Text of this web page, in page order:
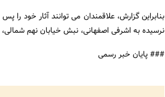
بنابراین گزارش، علاقمندان می توانند آثار خود را
نرسیده به اشرفی اصفهانی، نبش خیابان نهم
### پایان خبر رسمی